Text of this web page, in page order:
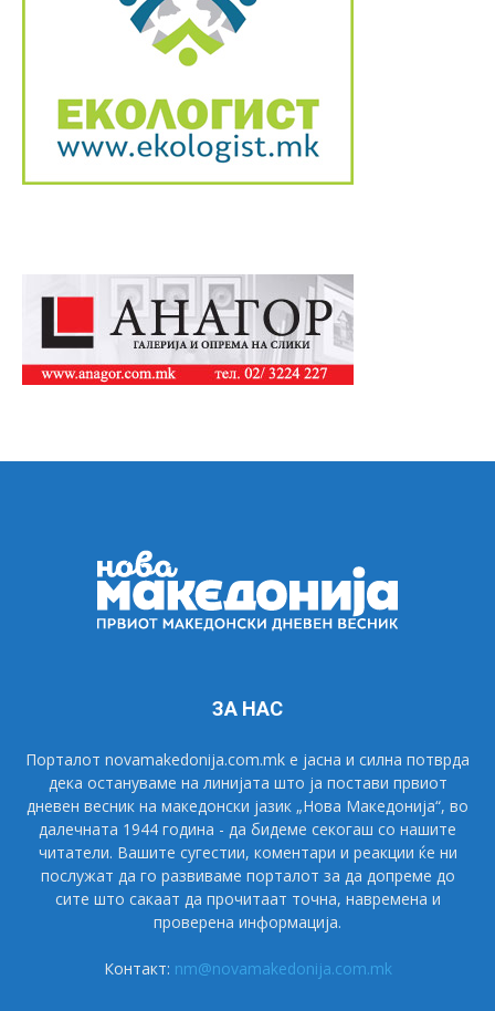
ЗА НАС
Порталот novamakedonija.com.mk е јасна и силна потврда
дека остануваме на линијата што ја постави првиот
дневен весник на македонски јазик „Нова Македонија“, во
далечната 1944 година - да бидеме секогаш со нашите
читатели. Вашите сугестии, коментари и реакции ќе ни
послужат да го развиваме порталот за да допреме до
сите што сакаат да прочитаат точна, навремена и
проверена информација.
Контакт: nm@novamakedonija.com.mk